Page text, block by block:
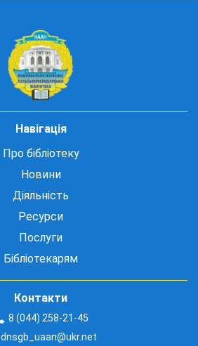
Навігація
Про бібліотеку
Новини
Діяльність
Ресурси
Послуги
Бібліотекарям
Контакти
8 (044) 258-21-45
dnsgb_uaan@ukr.net